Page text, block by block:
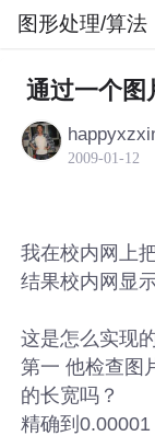
图形处理/算法
社区 图形
通过一个图
2009-01-12
我在校内网上
结果校内网显
这是怎么实现的
第一 他检查图
的长宽吗？
精确到